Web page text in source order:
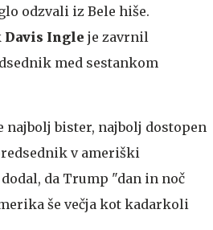
odzvali iz Bele hiše.
Davis Ingle je zavrnil
med sestankom
najbolj bister, najbolj dostopen
v ameriški
da Trump "dan in noč
še večja kot kadarkoli